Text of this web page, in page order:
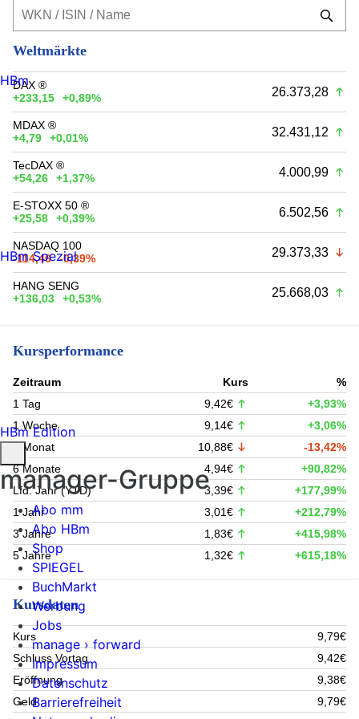
Weltmärkte
DAX ®
+233,15
+0,89% 26.373,28
MDAX ®
+4,79
+0,01% 32.431,12
TecDAX ®
+54,26
+1,37% 4.000,99
E-STOXX 50 ®
+25,58
+0,39% 6.502,56
NASDAQ 100
-114,46
-0,39% 29.373,33
HANG SENG
+136,03
+0,53% 25.668,03
Kursperformance
Zeitraum Kurs
%
1 Tag
9,42€
+3,93%
1 Woche
9,14€
+3,06%
1 Monat
10,88€
-13,42%
6 Monate
4,94€
+90,82%
Lfd. Jahr (YTD)
3,39€
+177,99%
1 Jahr
3,01€
+212,79%
3 Jahre
1,83€
+415,98%
5 Jahre
1,32€ +615,18%
Kursdaten
Kurs
9,79€
Schluss Vortag
9,42€
Eröffnung
9,38€
Geld
9,79€
HBm
HBm Spezial
HBm Edition
manager-Gruppe
Abo mm
Abo HBm
Shop
SPIEGEL
BuchMarkt
Werbung
Jobs
manage › forward
Impressum
Datenschutz
Barrierefreiheit